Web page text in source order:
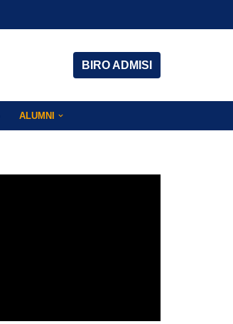
BIRO ADMISI
ALUMNI